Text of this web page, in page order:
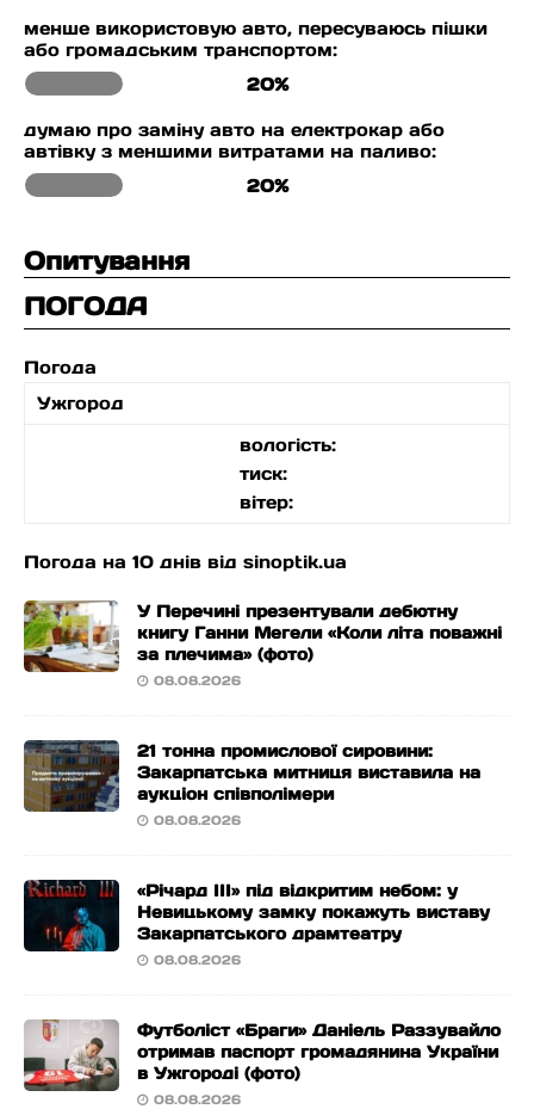
менше використовую авто, пересуваюсь пішки
або громадським транспортом:
20%
думаю про заміну авто на електрокар або
автівку з меншими витратами на паливо:
20%
Опитування
ПОГОДА
Погода
Ужгород
вологість:
тиск:
вітер:
Погода на 10 днів від sinoptik.ua
У Перечині презентували дебютну
книгу Ганни Мегели «Коли літа поважні
за плечима» (фото)
08.08.2026
21 тонна промислової сировини:
Закарпатська митниця виставила на
аукціон співполімери
08.08.2026
«Річард ІІІ» під відкритим небом: у
Невицькому замку покажуть виставу
Закарпатського драмтеатру
08.08.2026
Футболіст «Браги» Даніель Раззувайло
отримав паспорт громадянина України
в Ужгороді (фото)
08.08.2026